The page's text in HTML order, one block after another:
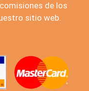
de los
sitio web.